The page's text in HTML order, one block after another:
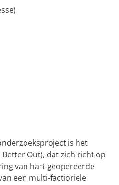
is het
Out), dat zich richt op
van hart geopereerde
een multi-factioriele